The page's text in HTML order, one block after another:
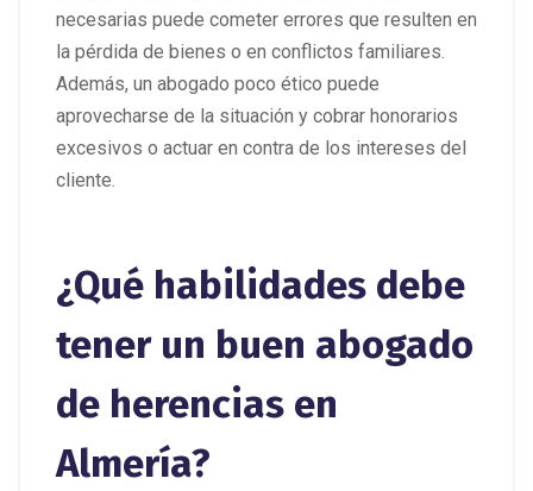
necesarias puede cometer errores que resulten en
la pérdida de bienes o en conflictos familiares.
Además, un abogado poco ético puede
aprovecharse de la situación y cobrar honorarios
excesivos o actuar en contra de los intereses del
cliente.
¿Qué habilidades debe
tener un buen abogado
de herencias en
Almería?